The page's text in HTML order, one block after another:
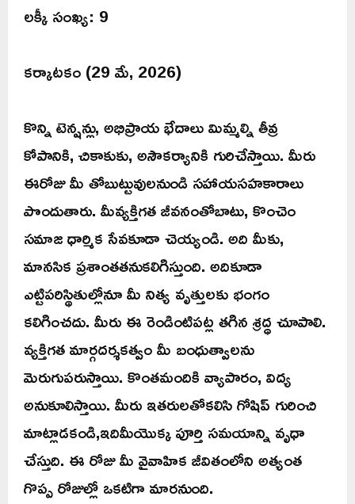
లక్కీ సంఖ్య: 9
కర్కాటకం (29 మే, 2026)
కొన్ని టెన్షన్లు, అభిప్రాయ భేదాలు మిమ్మల్ని తీవ్ర
కోపానికి, చికాకుకు, అసౌకర్యానికి గురిచేస్తాయి. మీరు
ఈరోజు మీ తోబుట్టువులనుండి సహాయసహకారాలు
పొందుతారు. మీవ్యక్తిగత జీవనంతోబాటు, కొంచెం
సమాజ ధార్మిక సేవకూడా చెయ్యండి. అది మీకు,
మానసిక ప్రశాంతతనుకలిగిస్తుంది. అదికూడా
ఎట్టిపరిస్థితుల్లోనూ మీ నిత్య వృత్తులకు భంగం
కలిగించదు. మీరు ఈ రెండింటిపట్ల తగిన శ్రద్ధ చూపాలి.
వ్యక్తిగత మార్గదర్శకత్వం మీ బంధుత్వాలను
మెరుగుపరుస్తాయి. కొంతమందికి వ్యాపారం, విద్య
అనుకూలిస్తాయి. మీరు ఇతరులతోకలిసి గోషిప్ గురించి
మాట్లాడకండి,ఇదిమీయొక్క పూర్తి సమయాన్ని వృధా
చేస్తుది. ఈ రోజు మీ వైవాహిక జీవితంలోని అత్యంత
గొప్ప రోజుల్లో ఒకటిగా మారనుంది.